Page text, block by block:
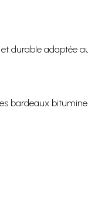
durable adaptée
bardeaux